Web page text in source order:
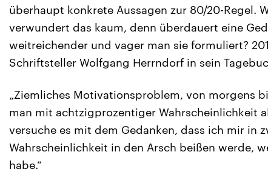
überhaupt konkrete Aussagen zur 80/20-Regel.
verwundert das kaum, denn überdauert eine
weitreichender und vager man sie formuliert?
Schriftsteller Wolfgang Herrndorf in sein
„Ziemliches Motivationsproblem, von morgens
man mit achtzigprozentiger Wahrscheinlichkeit
versuche es mit dem Gedanken, dass ich mir in
Wahrscheinlichkeit in den Arsch beißen werde,
habe.“